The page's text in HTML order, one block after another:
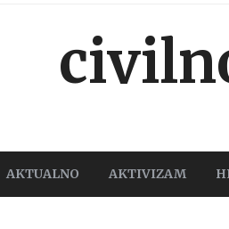
AKTUALNO AKTIVIZAM